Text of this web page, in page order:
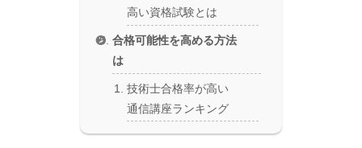
高い資格試験とは
合格可能性を高める方法
は
技術士合格率が高い
通信講座ランキング